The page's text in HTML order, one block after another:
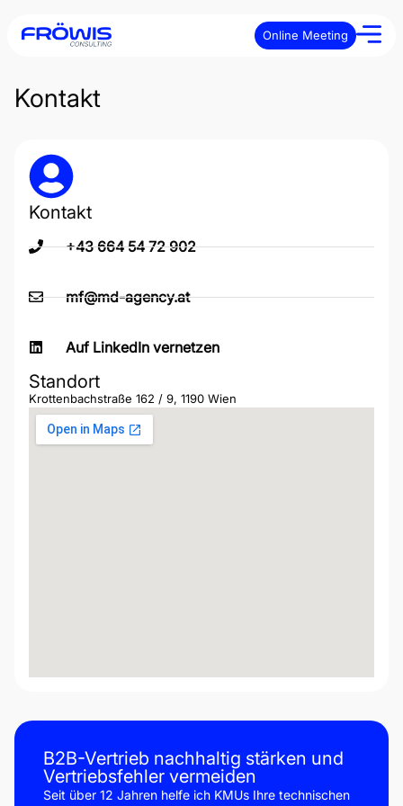
Online Meeting
Kontakt
Kontakt
+43 664 54 72 902
mf@md-agency.at
Auf LinkedIn vernetzen
Standort
Krottenbachstraße 162 / 9, 1190 Wien
B2B-Vertrieb nachhaltig stärken und
Vertriebsfehler vermeiden
Seit über 12 Jahren helfe ich KMUs Ihre technischen